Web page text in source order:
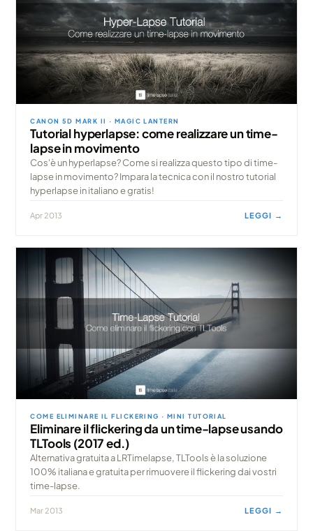
CANON 5D MARK II · MAGIC LANTERN
Tutorial hyperlapse: come realizzare un time-
lapse in movimento
Cos'è un hyperlapse? Come si realizza questo tipo di time-
lapse in movimento? Impara la tecnica con il nostro tutorial
hyperlapse in italiano e gratis!
Apr 2013 LEGGI →
COME ELIMINARE IL FLICKERING · MINI TUTORIAL
Eliminare il flickering da un time-lapse usando
TLTools (2017 ed.)
Alternativa gratuita a LRTimelapse, TLTools è la soluzione
100% italiana e gratuita per rimuovere il flickering dai vostri
time-lapse.
Mar 2013 LEGGI →